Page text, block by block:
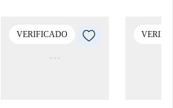
VERIFICADO